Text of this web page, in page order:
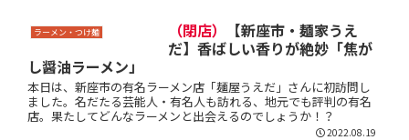
ラーメン・つけ麺 （閉店）
【新座市・麺家うえ
だ】香ばしい香りが絶妙「焦が
し醤油ラーメン」
本日は、新座市の有名ラーメン店「麺屋うえだ」さんに初訪問し
ました。名だたる芸能人・有名人も訪れる、地元でも評判の有名
店。果たしてどんなラーメンと出会えるのでしょうか！？
2022.08.19